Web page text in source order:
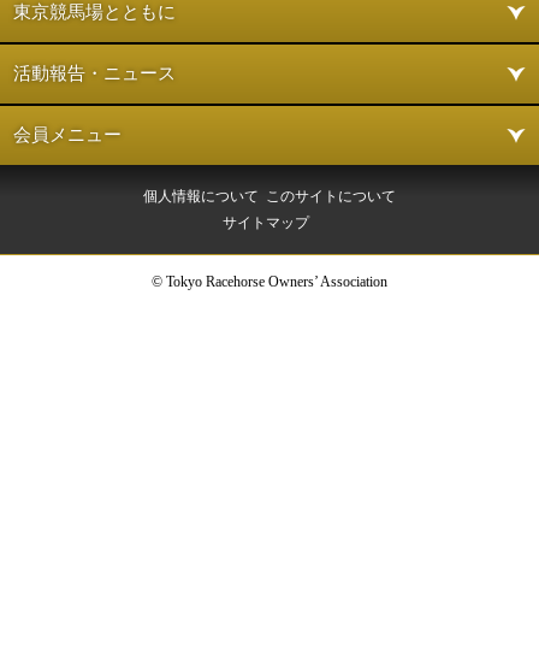
東京競馬場とともに
活動報告・ニュース
会員メニュー
個人情報について このサイトについて
サイトマップ
© Tokyo Racehorse Owners’ Association